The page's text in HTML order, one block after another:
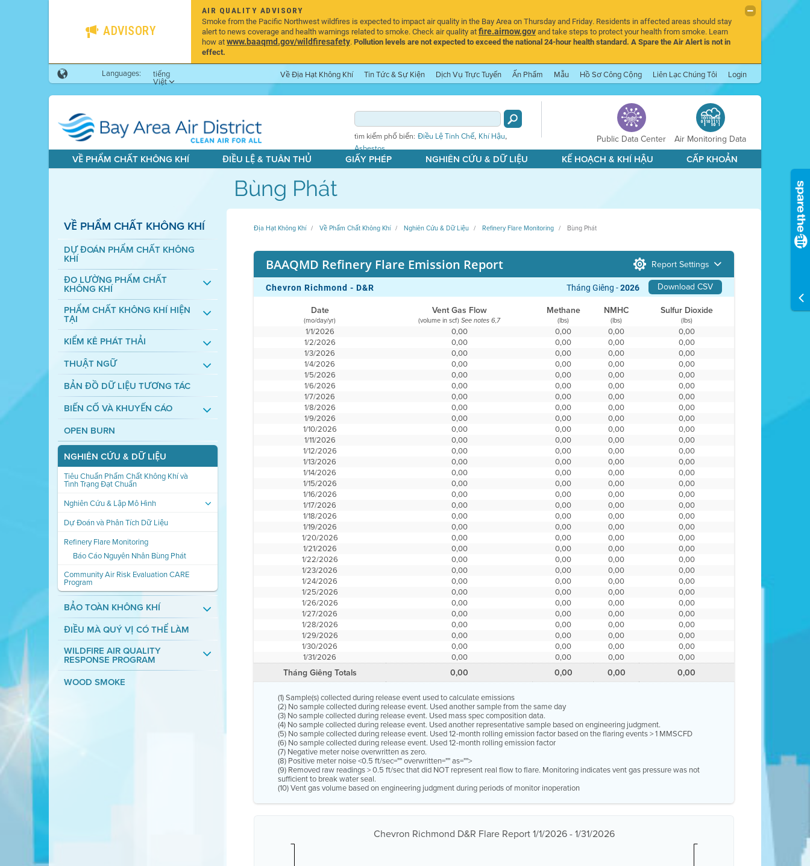
ADVISORY
AIR QUALITY ADVISORY
Smoke from the Pacific Northwest wildfires is expected to impact air quality in the Bay Area on Thursday and Friday. Residents in affected areas should stay
alert to news coverage and health warnings related to smoke. Check air quality atfire.airnow.govand take steps to protect your health from smoke. Learn
how atwww.baaqmd.gov/wildfiresafety.Pollution levels are not expected to exceed the national 24-hour health standard. A Spare the Air Alert is not in
effect.
Languages: tiếng
Việt
Về Địa Hạt Không Khí Tin Tức & Sự Kiện Dịch Vụ Trực Tuyến Ấn Phẩm Mẫu Hồ Sơ Công Cộng Liên Lạc Chúng Tôi Login
tìm kiếm phổ biến: Điều Lệ Tinh Chế, Khí Hậu,
Asbestos
Public Data Center Air Monitoring Data
VỀ PHẨM CHẤT KHÔNG KHÍ ĐIỀU LỆ & TUÂN THỦ GIẤY PHÉP NGHIÊN CỨU & DỮ LIỆU KẾ HOẠCH & KHÍ HẬU CẤP KHOẢN
Bùng Phát
VỀ PHẨM CHẤT KHÔNG KHÍ
DỰ ĐOÁN PHẨM CHẤT KHÔNG
KHÍ
ĐO LƯỜNG PHẨM CHẤT
KHÔNG KHÍ
PHẨM CHẤT KHÔNG KHÍ HIỆN
TẠI
KIỂM KÊ PHÁT THẢI
THUẬT NGỮ
BẢN ĐỒ DỮ LIỆU TƯƠNG TÁC
BIẾN CỐ VÀ KHUYẾN CÁO
OPEN BURN
NGHIÊN CỨU & DỮ LIỆU
Tiêu Chuẩn Phẩm Chất Không Khí và
Tình Trạng Đạt Chuẩn
Nghiên Cứu & Lập Mô Hình
Dự Đoán và Phân Tích Dữ Liệu
Refinery Flare Monitoring
Báo Cáo Nguyên Nhân Bùng Phát
Community Air Risk Evaluation CARE
Program
BẢO TOÀN KHÔNG KHÍ
ĐIỀU MÀ QUÝ VỊ CÓ THỂ LÀM
WILDFIRE AIR QUALITY
RESPONSE PROGRAM
WOOD SMOKE
Địa Hạt Không Khí Về Phẩm Chất Không Khí Nghiên Cứu & Dữ Liệu Refinery Flare Monitoring Bùng Phát
BAAQMD Refinery Flare Emission Report Report Settings
Chevron Richmond - D&R Download CSV
Tháng Giêng -2026
Date Vent Gas Flow Methane NMHC Sulfur Dioxide
(mo/day/yr) (volume in scf)See notes 6,7 (lbs) (lbs) (lbs)
1/1/2026 0,00 0,00 0,00
0,00
1/2/2026
0,00 0,00 0,00
0,00
1/3/2026
0,00 0,00 0,00
0,00
1/4/2026
0,00 0,00 0,00
0,00
1/5/2026
0,00 0,00 0,00
0,00
1/6/2026
0,00 0,00 0,00
0,00
1/7/2026
0,00 0,00 0,00
0,00
1/8/2026
0,00 0,00 0,00
0,00
1/9/2026
0,00 0,00 0,00
0,00
1/10/2026
0,00 0,00 0,00
0,00
1/11/2026
0,00 0,00 0,00
0,00
1/12/2026
0,00 0,00 0,00
0,00
1/13/2026
0,00 0,00 0,00
0,00
1/14/2026
0,00 0,00 0,00
0,00
1/15/2026
0,00 0,00 0,00
0,00
1/16/2026
0,00 0,00 0,00
0,00
1/17/2026
0,00 0,00 0,00
0,00
1/18/2026
0,00 0,00 0,00
0,00
1/19/2026
0,00 0,00 0,00
0,00
1/20/2026
0,00 0,00 0,00
0,00
1/21/2026
0,00 0,00 0,00
0,00
1/22/2026
0,00 0,00 0,00
0,00
1/23/2026
0,00 0,00 0,00
0,00
1/24/2026
0,00 0,00 0,00
0,00
1/25/2026
0,00 0,00 0,00
0,00
1/26/2026
0,00 0,00 0,00
0,00
1/27/2026
0,00 0,00 0,00
0,00
1/28/2026
0,00 0,00 0,00
0,00
1/29/2026
0,00 0,00 0,00
0,00
1/30/2026
0,00 0,00 0,00
0,00
1/31/2026
0,00 0,00 0,00 0,00
Tháng Giêng Totals 0,00 0,00 0,00 0,00
(1) Sample(s) collected during release event used to calculate emissions
(2) No sample collected during release event. Used another sample from the same day
(3) No sample collected during release event. Used mass spec composition data.
(4) No sample collected during release event. Used another representative sample based on engineering judgment.
(5) No sample collected during release event. Used 12-month rolling emission factor based on the flaring events > 1 MMSCFD
(6) No sample collected during release event. Used 12-month rolling emission factor
(7) Negative meter noise overwritten as zero.
(8) Positive meter noise <0.5 ft/sec="" overwritten="" as="">
(9) Removed raw readings > 0.5 ft/sec that did NOT represent real flow to flare. Monitoring indicates vent gas pressure was not
sufficient to break water seal.
(10) Vent gas volume based on engineering judgment during periods of monitor inoperation
Chevron Richmond D&R Flare Report 1/1/2026 - 1/31/2026